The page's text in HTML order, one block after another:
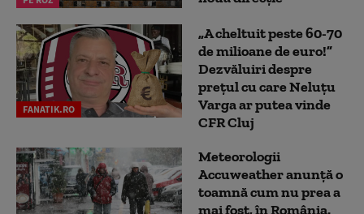
FANATIK.RO
„A cheltuit peste 60-70
de milioane de euro!”
Dezvăluiri despre
prețul cu care Neluțu
Varga ar putea vinde
CFR Cluj
Meteorologii
Accuweather anunță o
toamnă cum nu prea a
mai fost, în România.